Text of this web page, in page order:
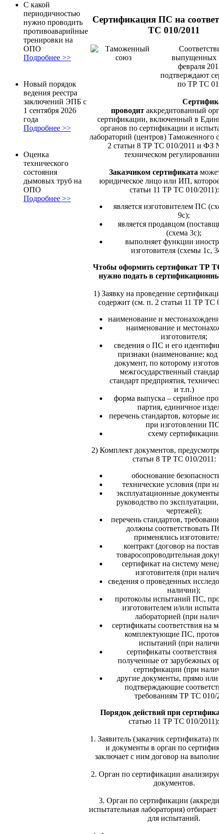
С какой
периодичностью
нужно проводить
противоаварийные
тренировки на
ОПО
Подробнее >>
Новый порядок
ведения реестра
заключений ЭПБ с
1 сентября 2026
года
Подробнее >>
Оценка
технического
состояния
дымовых труб на
ОПО
Подробнее >>
Сертификация ПС на
ТС 010/2011
выпущенных
февраля
подтверждают
по ТР ТС
проводит аккредитованный
сертификации, включенный в
органов по сертификации и
лабораторий (центров) Таможенного
2 статьи 8 ТР ТС 010/2011 и ФЗ
техническом
Заказчиком сертификата
юридическое лицо или ИП,
статьи 11 ТР ТС 010/2011):
является изготовителем ПС
9с);
является продавцом
(схема 3с);
выполняет функции
изготовителя (схемы 1с,
Чтобы оформить сертификат ТР
нужно подать в
1) Заявку на проведение
содержит (см. п. 2 статьи 11 ТР ТС
наименование и
наименование и
изготовителя;
сведения о ПС и его
признаки (наименование;
документ, по которому
межгосударственный
стандарт предприятия,
и т.п.)
форма выпуска – серийное
партия, единичное
перечень стандартов, которые
при изготовлении
схему
2) Комплект документов,
статьи 8 ТР ТС 010/2011:
обоснование
технические условия (при
эксплуатационные
руководство по
чертежей);
перечень стандартов,
должны соответствовать
применялись
контракт (договор на
товаросопроводительная
сертификат на систему
изготовителя (при
сведения о проведенных
наличии);
протоколы испытаний ПС,
изготовителем и/или
лабораторией (при
сертификаты соответствия на
комплектующие ПС,
испытаний (при
сертификаты
полученные от зарубежных
сертификации (при
другие документы, прямо или
подтверждающие
требованиям ТР ТС 010/
Порядок действий при
статью 11 ТР ТС 010/2011):
1. Заявитель (заказчик сертификата)
и документы в орган по
заключает с ним договор на
2. Орган по сертификации
документов.
3. Орган по сертификации
испытательная лаборатория)
для испытаний.